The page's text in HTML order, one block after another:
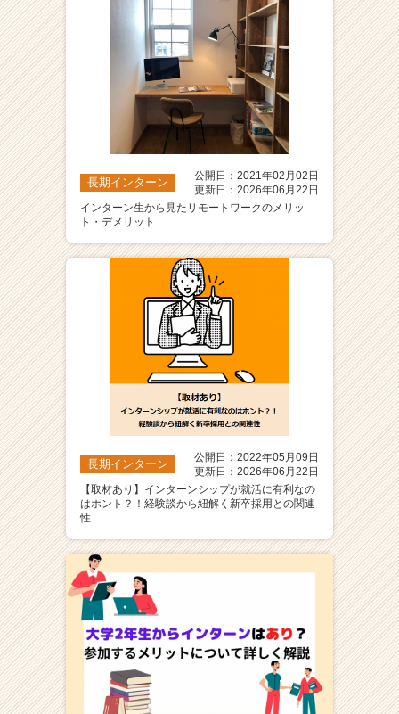
長期インターン
公開日：2021年02月02日
更新日：2026年06月22日
インターン生から見たリモートワークのメリッ
ト・デメリット
長期インターン
公開日：2022年05月09日
更新日：2026年06月22日
【取材あり】インターンシップが就活に有利なの
はホント？！経験談から紐解く新卒採用との関連
性